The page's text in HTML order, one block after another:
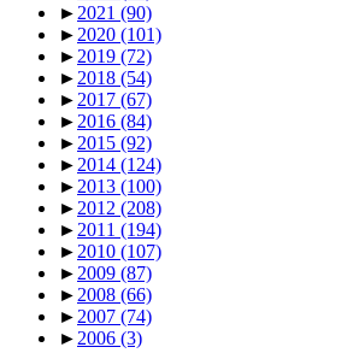
►2021 (90)
►2020 (101)
►2019 (72)
►2018 (54)
►2017 (67)
►2016 (84)
►2015 (92)
►2014 (124)
►2013 (100)
►2012 (208)
►2011 (194)
►2010 (107)
►2009 (87)
►2008 (66)
►2007 (74)
►2006 (3)